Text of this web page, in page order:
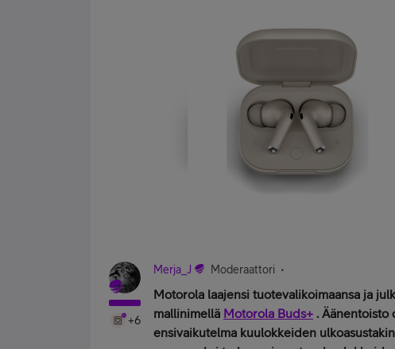
+6
Merja_J Moderaattori
Motorola laajensi tuotevalikoimaansa ja
mallinimellä Motorola Buds+ . Äänentoisto
ensivaikutelma kuulokkeiden